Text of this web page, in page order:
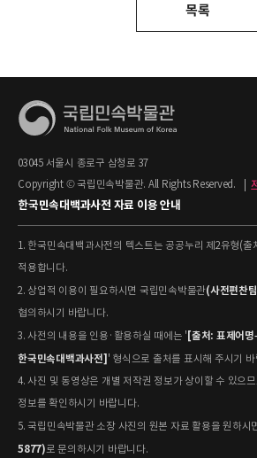
목록
03045 서울시 종로구 삼청로 37
Copyright © 국립민속박물관. All Rights Reserved.
한국민속대백과사전 자료 이용 안내
1. 한국민속대백과사전의 텍스트는 공공누리 제2유형(출
적용합니다.
2. 상업적 이용이 필요하시면 국립민속박물관(사전편찬
협의하시기 바랍니다.
3. 사전의 내용을 인용·활용하실 때에는 ' [출처: 표제어
한국민속대백과사전] ' 형식으로 출처를 표시해 주시기 바
4. 사진 및 동영상은 개별 저작권 정보가 상이할 수 있으
정보를 확인하시기 바랍니다.
5. 국립민속박물관 소장 사진의 원본 자료 활용을 원하시
5877)로 문의하시기 바랍니다.